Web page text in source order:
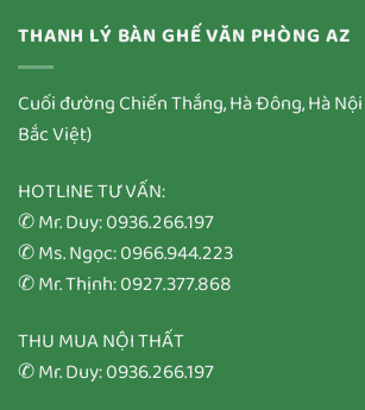
THANH LÝ BÀN GHẾ VĂN PHÒNG AZ
Cuối đường Chiến Thắng, Hà Đông, Hà
Bắc Việt)
HOTLINE TƯ VẤN:
✆ Mr. Duy: 0936.266.197
✆ Ms. Ngọc: 0966.944.223
✆ Mr. Thịnh: 0927.377.868
THU MUA NỘI THẤT
✆ Mr. Duy: 0936.266.197